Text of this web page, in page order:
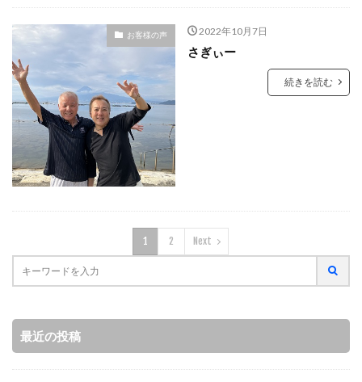
お客様の声 2022年10月7日
さぎぃー
続きを読む
1 2 Next
最近の投稿